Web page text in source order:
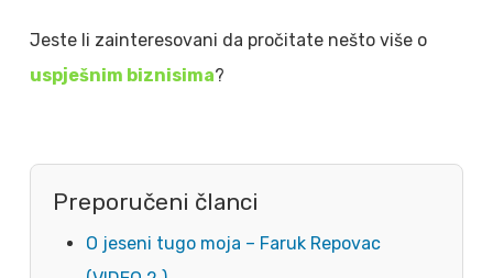
Jeste li zainteresovani da pročitate nešto više o
uspješnim biznisima?
Preporučeni članci
O jeseni tugo moja – Faruk Repovac